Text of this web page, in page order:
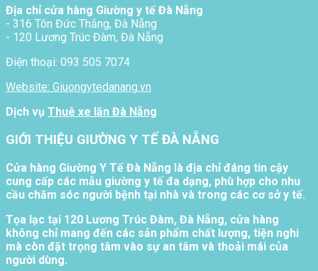
Địa chỉ cửa hàng Giường y tế Đà Nẵng
- 316 Tôn Đức Thắng, Đà Nẵng
- 120 Lương Trúc Đàm, Đà Nẵng
Điện thoại: 093 505 7074
Website: Giuongytedanang.vn
Dịch vụ Thuê xe lăn Đà Nẵng
GIỚI THIỆU GIƯỜNG Y TẾ ĐÀ NẴNG
Cửa hàng Giường Y Tế Đà Nẵng là địa chỉ đáng tin cậy
cung cấp các mẫu giường y tế đa dạng, phù hợp cho nhu
cầu chăm sóc người bệnh tại nhà và trong các cơ sở y tế.
Tọa lạc tại 120 Lương Trúc Đàm, Đà Nẵng, cửa hàng
không chỉ mang đến các sản phẩm chất lượng, tiện nghi
mà còn đặt trọng tâm vào sự an tâm và thoải mái của
người dùng.